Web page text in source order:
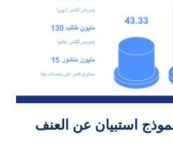
استبيان عن العنف